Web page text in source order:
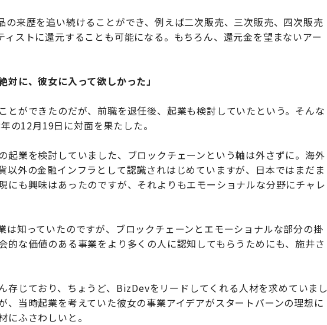
の来歴を追い続けることができ、例えば二次販売、三次販売、四次販売
ィストに還元することも可能になる。もちろん、還元金を望まないアー
に、彼女に入って欲しかった」
とができたのだが、前職を退任後、起業も検討していたという。そんな
の12月19日に対面を果たした。
起業を検討していました、ブロックチェーンという軸は外さずに。海外
以外の金融インフラとして認識されはじめていますが、日本ではまだま
にも興味はあったのですが、それよりもエモーショナルな分野にチャレ
は知っていたのですが、ブロックチェーンとエモーショナルな部分の掛
的な価値のある事業をより多くの人に認知してもらうためにも、施井さ
存じており、ちょうど、BizDevをリードしてくれる人材を求めていまし
、当時起業を考えていた彼女の事業アイデアがスタートバーンの理想に
にふさわしいと。